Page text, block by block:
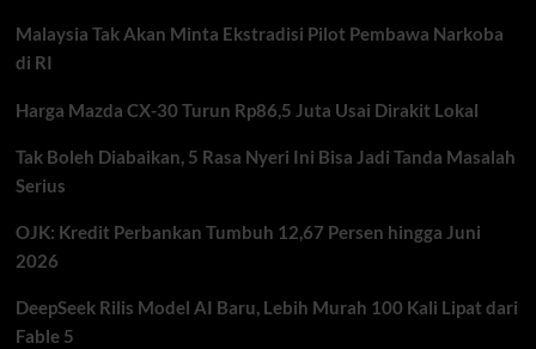
Malaysia Tak Akan Minta Ekstradisi Pilot Pembawa Narkoba
di RI
Harga Mazda CX-30 Turun Rp86,5 Juta Usai Dirakit Lokal
Tak Boleh Diabaikan, 5 Rasa Nyeri Ini Bisa Jadi Tanda Masalah
Serius
OJK: Kredit Perbankan Tumbuh 12,67 Persen hingga Juni
2026
DeepSeek Rilis Model AI Baru, Lebih Murah 100 Kali Lipat dari
Fable 5